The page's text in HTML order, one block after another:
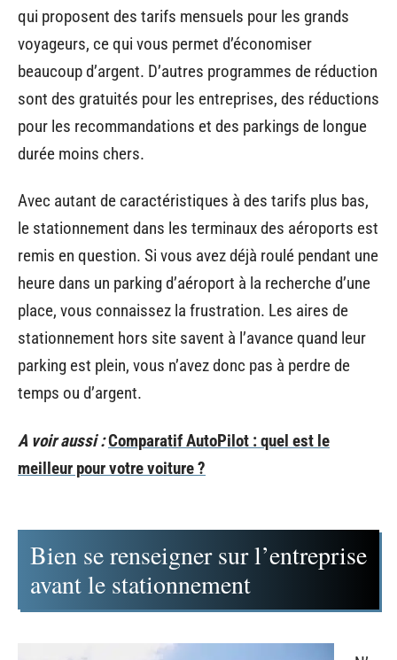
qui proposent des tarifs mensuels pour les grands
voyageurs, ce qui vous permet d’économiser
beaucoup d’argent. D’autres programmes de réduction
sont des gratuités pour les entreprises, des réductions
pour les recommandations et des parkings de longue
durée moins chers.
Avec autant de caractéristiques à des tarifs plus bas,
le stationnement dans les terminaux des aéroports est
remis en question. Si vous avez déjà roulé pendant une
heure dans un parking d’aéroport à la recherche d’une
place, vous connaissez la frustration. Les aires de
stationnement hors site savent à l’avance quand leur
parking est plein, vous n’avez donc pas à perdre de
temps ou d’argent.
A voir aussi :Comparatif AutoPilot : quel est le
meilleur pour votre voiture ?
Bien se renseigner sur l’entreprise
avant le stationnement